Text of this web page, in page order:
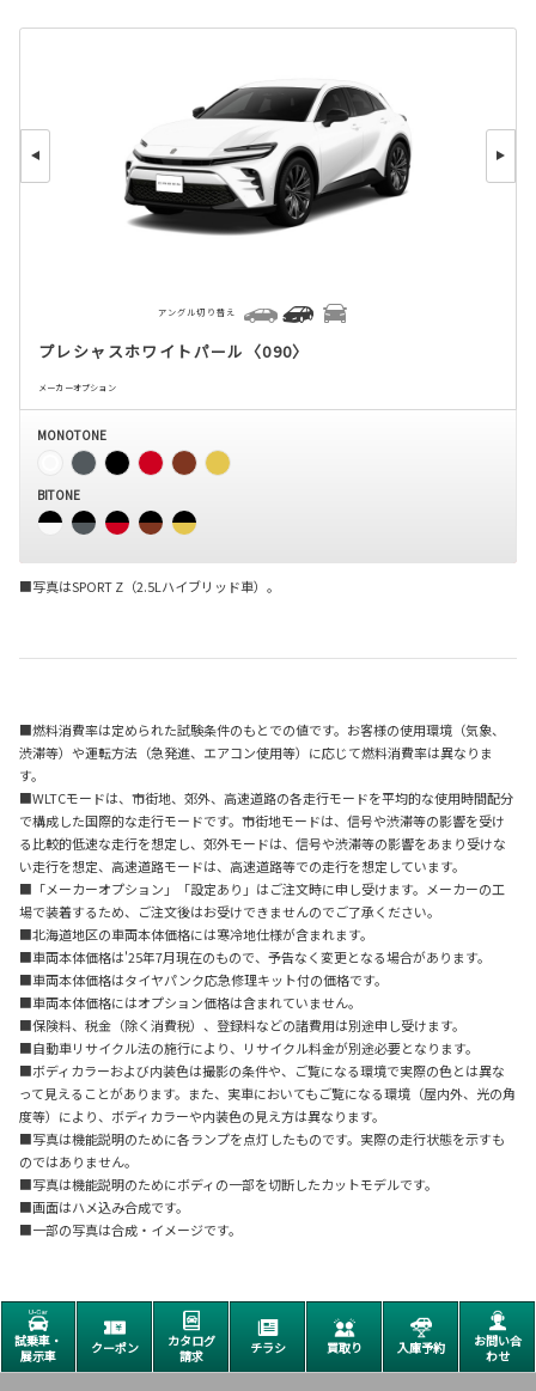
プレシャスホワイトパール〈090〉
メーカーオプション
アングル切り替え
MONOTONE
BITONE
■写真はSPORT Z（2.5Lハイブリッド車）。
■燃料消費率は定められた試験条件のもとでの値です。お客様の使用環境（気象、
渋滞等）や運転方法（急発進、エアコン使用等）に応じて燃料消費率は異なりま
す。
■WLTCモードは、市街地、郊外、高速道路の各走行モードを平均的な使用時間配分
で構成した国際的な走行モードです。市街地モードは、信号や渋滞等の影響を受け
る比較的低速な走行を想定し、郊外モードは、信号や渋滞等の影響をあまり受けな
い走行を想定、高速道路モードは、高速道路等での走行を想定しています。
■「メーカーオプション」「設定あり」はご注文時に申し受けます。メーカーの工
場で装着するため、ご注文後はお受けできませんのでご了承ください。
■北海道地区の車両本体価格には寒冷地仕様が含まれます。
■車両本体価格は'25年7月現在のもので、予告なく変更となる場合があります。
■車両本体価格はタイヤパンク応急修理キット付の価格です。
■車両本体価格にはオプション価格は含まれていません。
■保険料、税金（除く消費税）、登録料などの諸費用は別途申し受けます。
■自動車リサイクル法の施行により、リサイクル料金が別途必要となります。
■ボディカラーおよび内装色は撮影の条件や、ご覧になる環境で実際の色とは異な
って見えることがあります。また、実車においてもご覧になる環境（屋内外、光の角
度等）により、ボディカラーや内装色の見え方は異なります。
■写真は機能説明のために各ランプを点灯したものです。実際の走行状態を示すも
のではありません。
■写真は機能説明のためにボディの一部を切断したカットモデルです。
■画面はハメ込み合成です。
■一部の写真は合成・イメージです。
試乗車・
展示車
クーポン
カタログ
請求
チラシ 買取り 入庫予約
お問い合
わせ